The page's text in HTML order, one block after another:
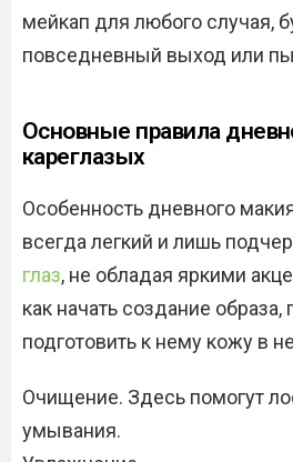
мейкап для любого случая,
повседневный выход или
Основные правила
кареглазых
Особенность дневного
всегда легкий и лишь
глаз, не обладая яркими
как начать создание образа,
подготовить к нему кожу в
Очищение. Здесь помогут
умывания.